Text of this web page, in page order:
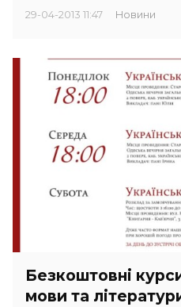
29-04-2013 11:47 Новини
Безкоштовні
мови та